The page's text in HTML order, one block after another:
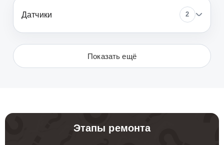
Датчики 2
Показать ещё
Этапы ремонта